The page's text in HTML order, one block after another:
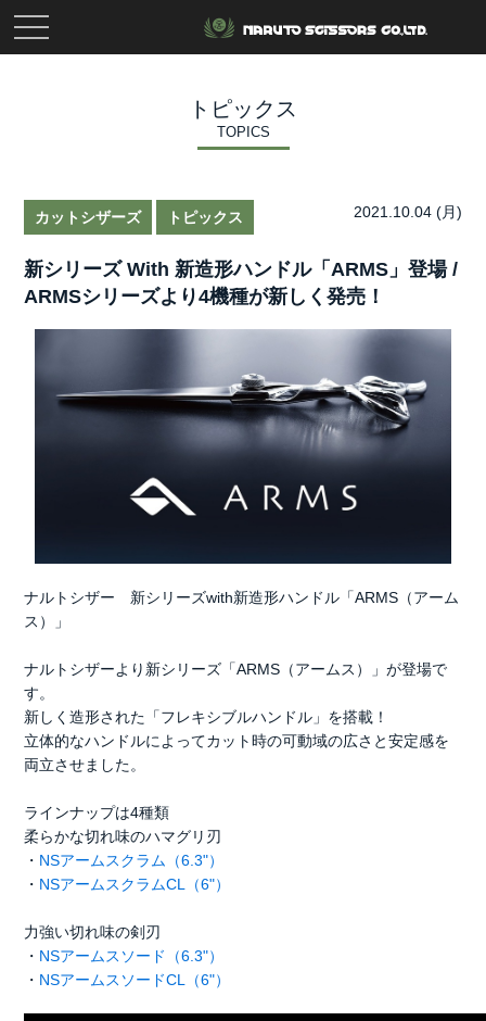
toggle
navigation
トピックス
TOPICS
2021.10.04 (月)
カットシザーズ トピックス
新シリーズ With 新造形ハンドル「ARMS」登場 /
ARMSシリーズより4機種が新しく発売！
ナルトシザー 新シリーズwith新造形ハンドル「ARMS（アーム
ス）」
ナルトシザーより新シリーズ「ARMS（アームス）」が登場で
す。
新しく造形された「フレキシブルハンドル」を搭載！
立体的なハンドルによってカット時の可動域の広さと安定感を
両立させました。
ラインナップは4種類
柔らかな切れ味のハマグリ刃
・ NSアームスクラム（6.3"）
・ NSアームスクラムCL（6"）
力強い切れ味の剣刃
・ NSアームスソード（6.3"）
・ NSアームスソードCL（6"）